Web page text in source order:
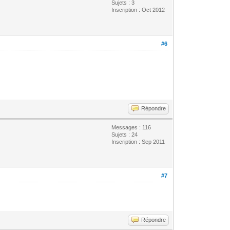
Sujets : 3
Inscription : Oct 2012
#6
Répondre
Messages : 116
Sujets : 24
Inscription : Sep 2011
#7
Répondre